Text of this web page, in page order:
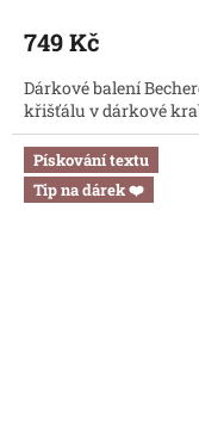
je
z
5
hvězdiček.
749 Kč
Dárkové balení
křišťálu v dárkové
Pískování textu
Tip na dárek ❤️